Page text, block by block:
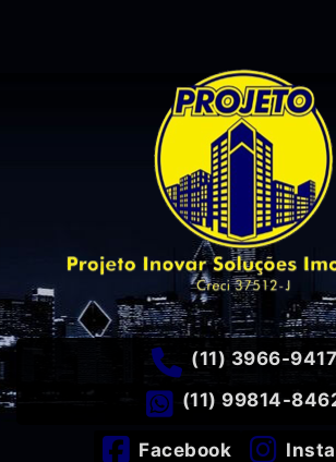
(11) 3966-9417
(11) 99814-
Facebook